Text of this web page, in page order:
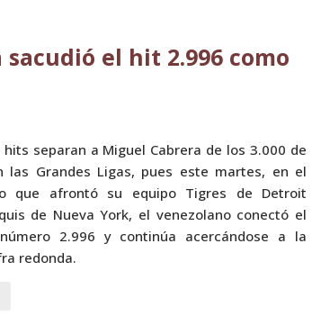
el hit 2.996 como
separan a Miguel Cabrera de los 3.000 de
las Grandes Ligas, pues este martes, en el
que afrontó su equipo Tigres de Detroit
de Nueva York, el venezolano conectó el
2.996 y continúa acercándose a la
redonda.